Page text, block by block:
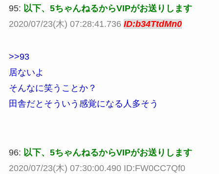
95: 以下、5ちゃんねるからVIPがお送りします
2020/07/23(木) 07:28:41.736 ID:b34TtdMn0
>>93
居ないよ
そんなに笑うことか？
田舎だとそういう感覚になる人多そう
96: 以下、5ちゃんねるからVIPがお送りします
2020/07/23(木) 07:30:00.490 ID:FW0CC7Qf0